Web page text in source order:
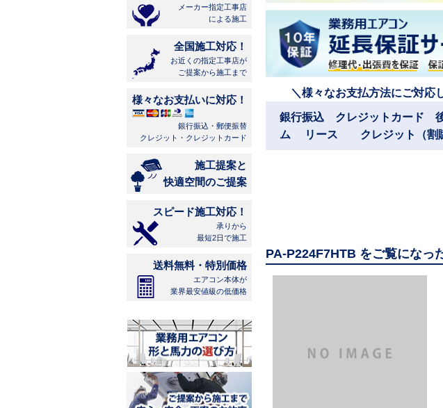
メーカー指定工事店
による施工
全国施工対応！
お近くの指定工事店が
ご提案から施工まで
様々なお支払いに対応！
銀行振込・郵便振替
クレジット・クレジットカード
施工提案と
快適空間のご提案
スピード施工対応！
承りから
最短2日で施工
送料無料・特別価格
エアコン本体が
業界最安値級の低価格
＼様々なお支払方法にご対応
銀行振込 クレジットカード
ム リース クレジット（割
PA-P224F7HTB をご覧になっ